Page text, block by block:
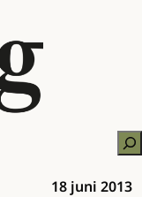
18 juni 2013